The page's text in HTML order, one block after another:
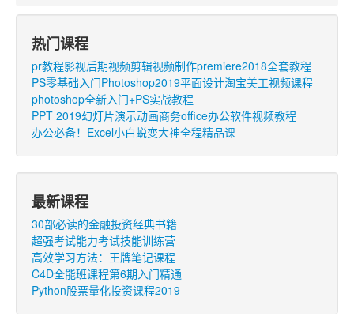
热门课程
pr教程影视后期视频剪辑视频制作premiere2018全套教程
PS零基础入门Photoshop2019平面设计淘宝美工视频课程
photoshop全新入门+PS实战教程
PPT 2019幻灯片演示动画商务office办公软件视频教程
办公必备！Excel小白蜕变大神全程精品课
最新课程
30部必读的金融投资经典书籍
超强考试能力考试技能训练营
高效学习方法：王牌笔记课程
C4D全能班课程第6期入门精通
Python股票量化投资课程2019